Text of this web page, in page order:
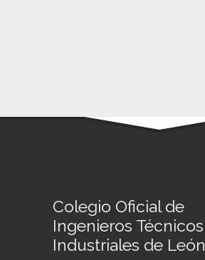
Colegio Oficial de
Ingenieros Técnicos
Industriales de León